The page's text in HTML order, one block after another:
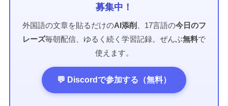
募集中！
外国語の文章を貼るだけのAI添削 、17言語の今日のフ
レーズ毎朝配信、ゆるく続く学習記録。ぜんぶ無料で
使えます。
💬 Discordで参加する（無料）